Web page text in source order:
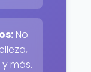
No
más.